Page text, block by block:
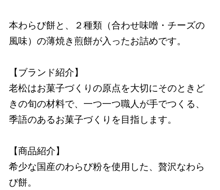
本わらび餅と、２種類（合わせ味噌・チーズの
風味）の薄焼き煎餅が入ったお詰めです。
【ブランド紹介】
老松はお菓子づくりの原点を大切にそのときど
きの旬の材料で、一つ一つ職人が手でつくる、
季語のあるお菓子づくりを目指します。
【商品紹介】
希少な国産のわらび粉を使用した、贅沢なわら
び餅。